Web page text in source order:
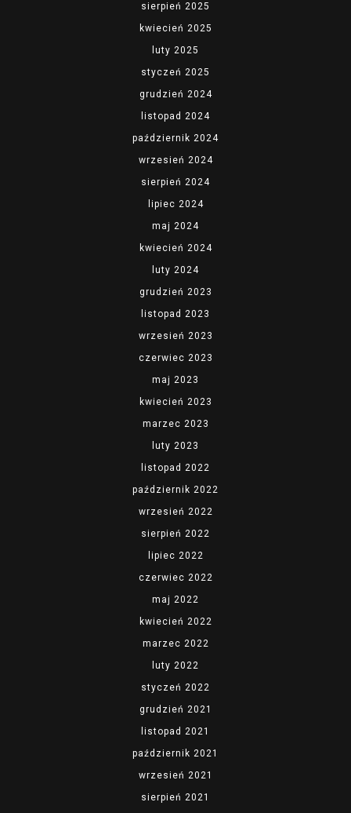
sierpień 2025
kwiecień 2025
luty 2025
styczeń 2025
grudzień 2024
listopad 2024
październik 2024
wrzesień 2024
sierpień 2024
lipiec 2024
maj 2024
kwiecień 2024
luty 2024
grudzień 2023
listopad 2023
wrzesień 2023
czerwiec 2023
maj 2023
kwiecień 2023
marzec 2023
luty 2023
listopad 2022
październik 2022
wrzesień 2022
sierpień 2022
lipiec 2022
czerwiec 2022
maj 2022
kwiecień 2022
marzec 2022
luty 2022
styczeń 2022
grudzień 2021
listopad 2021
październik 2021
wrzesień 2021
sierpień 2021